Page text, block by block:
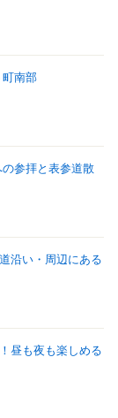
町南部
参拝と表参道散
沿い・周辺にある
昼も夜も楽しめる